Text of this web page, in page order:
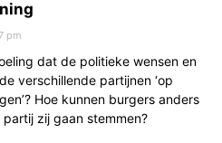
pm
dat de politieke wensen en
verschillende partijnen ‘op
Hoe kunnen burgers anders
zij gaan stemmen?